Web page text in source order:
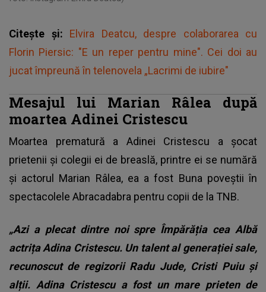
Citește și: Elvira Deatcu, despre colaborarea cu
Florin Piersic: "E un reper pentru mine". Cei doi au
jucat împreună în telenovela „Lacrimi de iubire"
Mesajul lui Marian Râlea după
moartea Adinei Cristescu
Moartea prematură a Adinei Cristescu a șocat
prietenii și colegii ei de breaslă, printre ei se numără
și actorul Marian Râlea, ea a fost Buna poveștii în
spectacolele Abracadabra pentru copii de la TNB.
„Azi a plecat dintre noi spre Împărăția cea Albă
actrița Adina Cristescu. Un talent al generației sale,
recunoscut de regizorii Radu Jude, Cristi Puiu și
alții. Adina Cristescu a fost un mare prieten de